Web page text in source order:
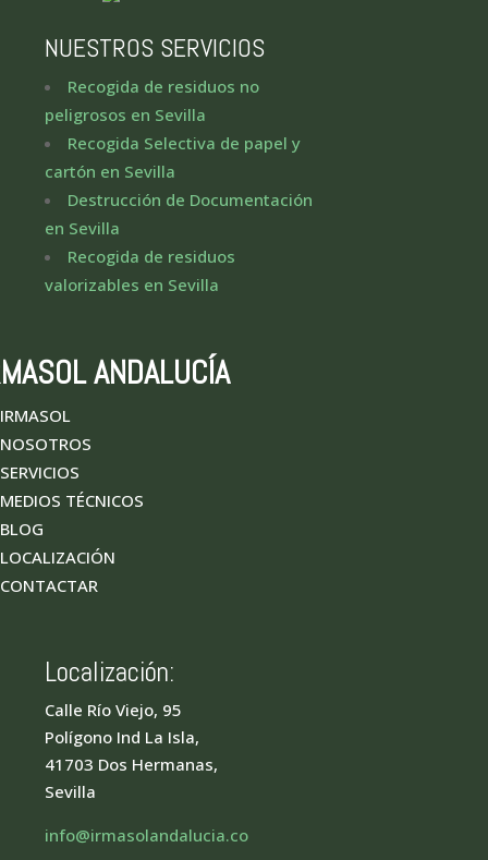
NUESTROS SERVICIOS
Recogida de residuos no
peligrosos en Sevilla
Recogida Selectiva de papel y
cartón en Sevilla
Destrucción de Documentación
en Sevilla
Recogida de residuos
valorizables en Sevilla
ANDALUCÍA
IRMASOL
NOSOTROS
SERVICIOS
MEDIOS TÉCNICOS
BLOG
LOCALIZACIÓN
CONTACTAR
Localización:
Calle Río Viejo, 95
Polígono Ind La Isla,
41703 Dos Hermanas,
Sevilla
info@irmasolandalucia.co